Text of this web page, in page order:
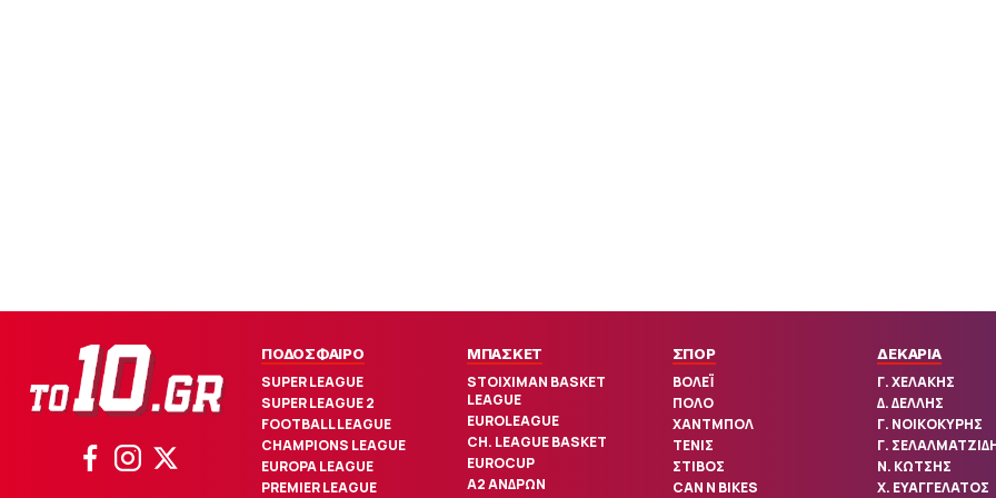
ΠΟΔΟΣΦΑΙΡΟ
SUPER LEAGUE
SUPER LEAGUE 2
FOOTBALL LEAGUE
CHAMPIONS LEAGUE
EUROPA LEAGUE
PREMIER LEAGUE
ΜΠΑΣΚΕΤ
STOIXIMAN BASKET
LEAGUE
EUROLEAGUE
CH. LEAGUE BASKET
EUROCUP
Α2 ΑΝΔΡΩΝ
ΣΠΟΡ
ΒΟΛΕΪ
ΠΟΛΟ
ΧΑΝΤΜΠΟΛ
ΤΕΝΙΣ
ΣΤΙΒΟΣ
CAN N BIKES
ΔΕΚΑΡΙΑ
Γ. ΧΕΛΑΚΗΣ
Δ. ΔΕΛΛΗΣ
Γ. ΝΟΙΚΟΚΥΡΗΣ
Γ.
Ν. ΚΩΤΣΗΣ
Χ. ΕΥΑΓΓΕΛΑΤΟΣ